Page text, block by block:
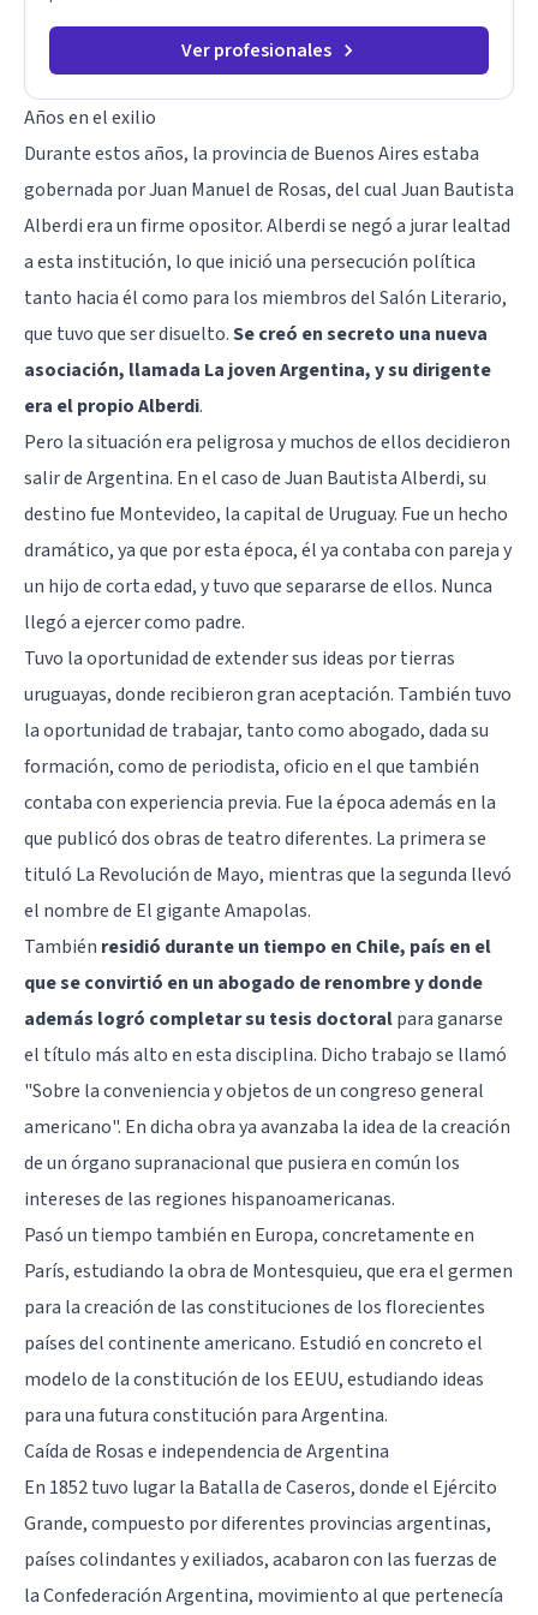
Ver profesionales
Años en el exilio
Durante estos años, la provincia de Buenos Aires estaba
gobernada por Juan Manuel de Rosas, del cual Juan Bautista
Alberdi era un firme opositor. Alberdi se negó a jurar lealtad
a esta institución, lo que inició una persecución política
tanto hacia él como para los miembros del Salón Literario,
que tuvo que ser disuelto.Se creó en secreto una nueva
asociación, llamada La joven Argentina, y su dirigente
era el propio Alberdi.
Pero la situación era peligrosa y muchos de ellos decidieron
salir de Argentina. En el caso de Juan Bautista Alberdi, su
destino fue Montevideo, la capital de Uruguay. Fue un hecho
dramático, ya que por esta época, él ya contaba con pareja y
un hijo de corta edad, y tuvo que separarse de ellos. Nunca
llegó a ejercer como padre.
Tuvo la oportunidad de extender sus ideas por tierras
uruguayas, donde recibieron gran aceptación. También tuvo
la oportunidad de trabajar, tanto como abogado, dada su
formación, como de periodista, oficio en el que también
contaba con experiencia previa. Fue la época además en la
que publicó dos obras de teatro diferentes. La primera se
tituló La Revolución de Mayo, mientras que la segunda llevó
el nombre de El gigante Amapolas.
También residió durante un tiempo en Chile, país en el
que se convirtió en un abogado de renombre y donde
además logró completar su tesis doctoralpara ganarse
el título más alto en esta disciplina. Dicho trabajo se llamó
"Sobre la conveniencia y objetos de un congreso general
americano". En dicha obra ya avanzaba la idea de la creación
de un órgano supranacional que pusiera en común los
intereses de las regiones hispanoamericanas.
Pasó un tiempo también en Europa, concretamente en
París, estudiando la obra de Montesquieu, que era el germen
para la creación de las constituciones de los florecientes
países del continente americano. Estudió en concreto el
modelo de la constitución de los EEUU, estudiando ideas
para una futura constitución para Argentina.
Caída de Rosas e independencia de Argentina
En 1852 tuvo lugar la Batalla de Caseros, donde el Ejército
Grande, compuesto por diferentes provincias argentinas,
países colindantes y exiliados, acabaron con las fuerzas de
la Confederación Argentina, movimiento al que pertenecía